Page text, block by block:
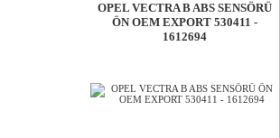
OPEL VECTRA B ABS SENSÖRÜ
ÖN OEM EXPORT 530411 -
1612694